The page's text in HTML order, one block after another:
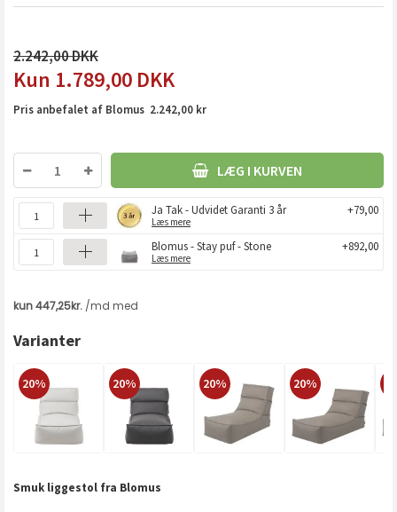
2.242,00
1.789,00 DKK
Pris anbefalet af Blomus 2.242,00 kr
LÆG I KURVEN
Ja Tak - Udvidet Garanti 3 år
Læs mere
+79,00
Blomus - Stay puf - Stone
Læs mere
+892,00
Varianter
20% 20% 20% 20%
Smuk liggestol fra Blomus